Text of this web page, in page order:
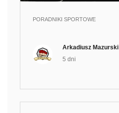
PORADNIKI SPORTOWE
Arkadiusz Mazurski
5 dni